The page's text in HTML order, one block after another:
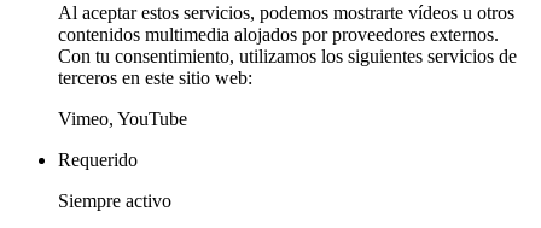
Al aceptar estos servicios, podemos mostrarte vídeos u otros
contenidos multimedia alojados por proveedores externos.
Con tu consentimiento, utilizamos los siguientes servicios de
terceros en este sitio web:
Vimeo, YouTube
Requerido
Siempre activo